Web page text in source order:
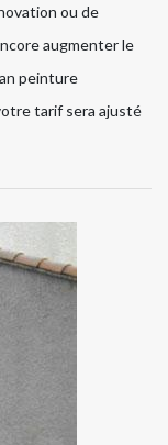
ou de
augmenter le
peinture
tarif sera ajusté